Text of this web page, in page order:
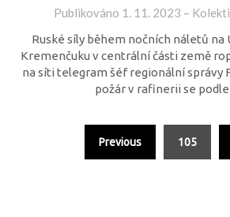
Publikováno 1. 11. 2023 –
Ruské síly během nočních náletů na
Kremenčuku v centrální části země
na síti telegram šéf regionální správy
požár v rafinerii se
Previous 105